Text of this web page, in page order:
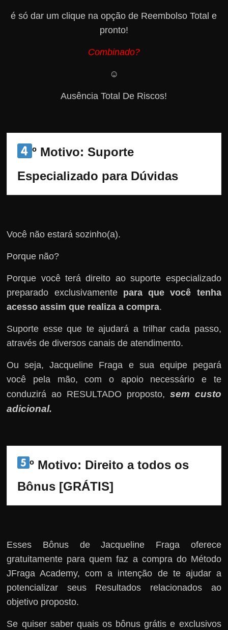
é só dar um clique na opção de Reembolso Total e
pronto!
Combinado?
☺️
Ausência Total De Riscos!
º Motivo: Suporte
Especializado para Dúvidas
Você não estará sozinho(a).
Porque não?
Porque você terá direito ao suporte especializado
preparado exclusivamente para que você tenha
acesso assim que realiza a compra.
Suporte esse que te ajudará a trilhar cada passo,
através de diversos canais de atendimento.
Ou seja, Jacqueline Fraga e sua equipe pegará
você pela mão, com o apoio necessário e te
conduzirá ao RESULTADO proposto, sem custo
adicional.
º Motivo: Direito a todos os
Bônus [GRÁTIS]
Esses Bônus de Jacqueline Fraga oferece
gratuitamente para quem faz a compra do Método
JFraga Academy, com a intenção de te ajudar a
potencializar seus Resultados relacionados ao
objetivo proposto.
Se quiser saber quais os bônus grátis e exclusivos